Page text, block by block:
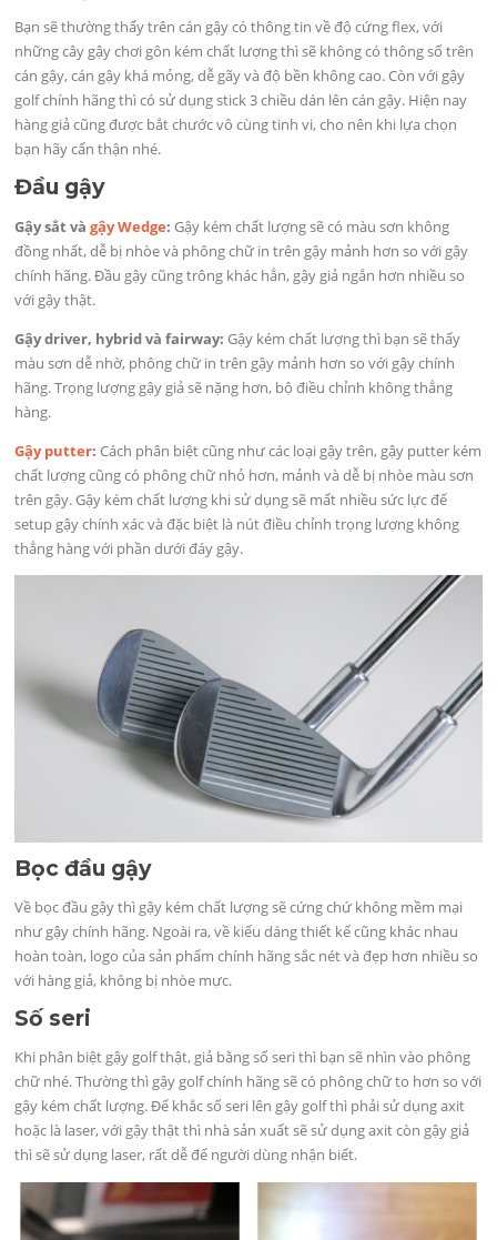
Bạn sẽ thường thấy trên cán gậy có thông tin về độ cứng flex, với
những cây gậy chơi gôn kém chất lượng thì sẽ không có thông số trên
cán gậy, cán gậy khá mỏng, dễ gãy và độ bền không cao. Còn với gậy
golf chính hãng thì có sử dụng stick 3 chiều dán lên cán gậy. Hiện nay
hàng giả cũng được bắt chước vô cùng tinh vi, cho nên khi lựa chọn
bạn hãy cẩn thận nhé.
Đầu gậy
Gậy sắt vàgậy Wedge:Gậy kém chất lượng sẽ có màu sơn không
đồng nhất, dễ bị nhòe và phông chữ in trên gậy mảnh hơn so với gậy
chính hãng. Đầu gậy cũng trông khác hẳn, gậy giả ngắn hơn nhiều so
với gậy thật.
Gậy driver, hybrid và fairway:Gậy kém chất lượng thì bạn sẽ thấy
màu sơn dễ nhờ, phông chữ in trên gậy mảnh hơn so với gậy chính
hãng. Trọng lượng gậy giả sẽ nặng hơn, bộ điều chỉnh không thẳng
hàng.
Gậy putter:Cách phân biệt cũng như các loại gậy trên, gậy putter kém
chất lượng cũng có phông chữ nhỏ hơn, mảnh và dễ bị nhòe màu sơn
trên gậy. Gậy kém chất lượng khi sử dụng sẽ mất nhiều sức lực để
setup gậy chính xác và đặc biệt là nút điều chỉnh trọng lượng không
thẳng hàng với phần dưới đáy gậy.
Bọc đầu gậy
Về bọc đầu gậy thì gậy kém chất lượng sẽ cứng chứ không mềm mại
như gậy chính hãng. Ngoài ra, về kiểu dáng thiết kế cũng khác nhau
hoàn toàn, logo của sản phẩm chính hãng sắc nét và đẹp hơn nhiều so
với hàng giả, không bị nhòe mực.
Số seri
Khi phân biệt gậy golf thật, giả bằng số seri thì bạn sẽ nhìn vào phông
chữ nhé. Thường thì gậy golf chính hãng sẽ có phông chữ to hơn so với
gậy kém chất lượng. Để khắc số seri lên gậy golf thì phải sử dụng axit
hoặc là laser, với gậy thật thì nhà sản xuất sẽ sử dụng axit còn gậy giả
thì sẽ sử dụng laser, rất dễ để người dùng nhận biết.